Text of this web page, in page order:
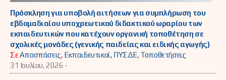
Πρόσκληση για υποβολή αιτήσεων για συμπλήρωση του
εβδομαδιαίου υποχρεωτικού διδακτικού ωραρίου των
εκπαιδευτικών που κατέχουν οργανική τοποθέτηση σε
σχολικές μονάδες (γενικής παιδείας και ειδικής αγωγής)
ΣεΑποσπάσεις, Εκπαιδευτικοί, ΠΥΣΔΕ, Τοποθετήσεις
31 Ιουλίου, 2026 -